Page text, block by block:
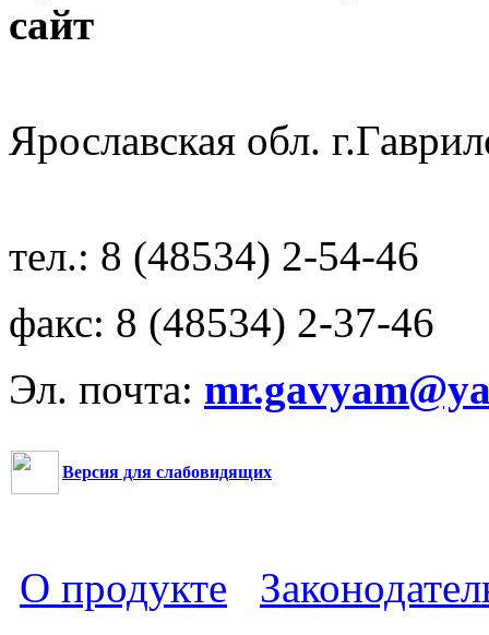
Ярославская обл.
тел.: 8 (48534) 2-54-46
факс: 8 (48534) 2-37-46
Эл. почта:
Версия для слабовидящих
О продукте